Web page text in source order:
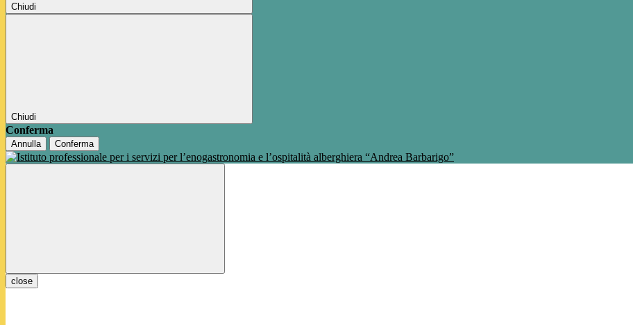
Chiudi
Chiudi
Conferma
Annulla Conferma
close